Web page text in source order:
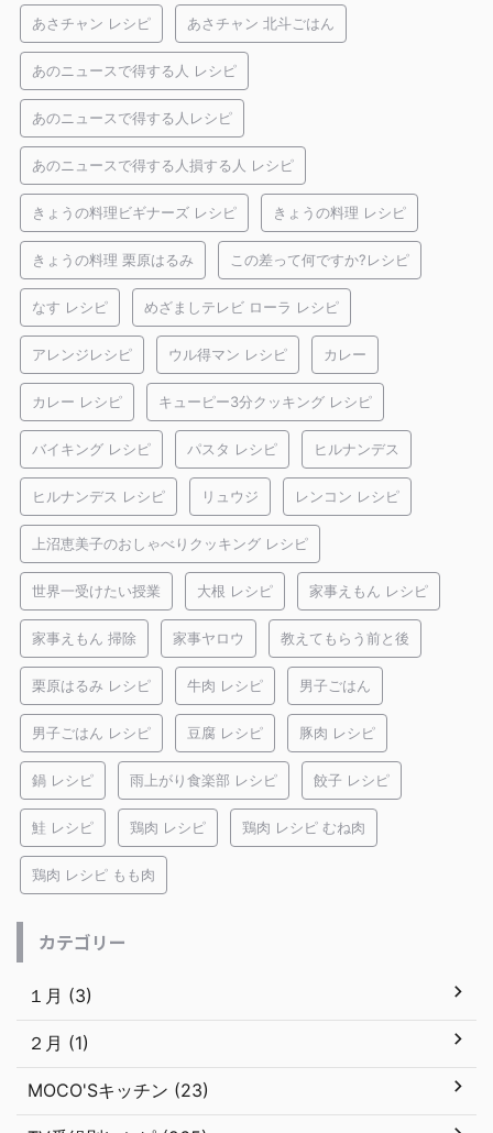
あさチャン レシピ あさチャン 北斗ごはん
あのニュースで得する人 レシピ
あのニュースで得する人レシピ
あのニュースで得する人損する人 レシピ
きょうの料理ビギナーズ レシピ きょうの料理 レシピ
きょうの料理 栗原はるみ この差って何ですか?レシピ
なす レシピ めざましテレビ ローラ レシピ
アレンジレシピ ウル得マン レシピ カレー
カレー レシピ キューピー3分クッキング レシピ
バイキング レシピ パスタ レシピ ヒルナンデス
ヒルナンデス レシピ リュウジ レンコン レシピ
上沼恵美子のおしゃべりクッキング レシピ
世界一受けたい授業 大根 レシピ 家事えもん レシピ
家事えもん 掃除 家事ヤロウ 教えてもらう前と後
栗原はるみ レシピ 牛肉 レシピ 男子ごはん
男子ごはん レシピ 豆腐 レシピ 豚肉 レシピ
鍋 レシピ 雨上がり食楽部 レシピ 餃子 レシピ
鮭 レシピ 鶏肉 レシピ 鶏肉 レシピ むね肉
鶏肉 レシピ もも肉
カテゴリー
１月 (3)
２月 (1)
MOCO'Sキッチン (23)